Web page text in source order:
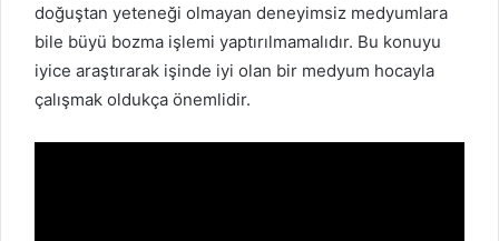
doğuştan yeteneği olmayan deneyimsiz medyumlara
bile büyü bozma işlemi yaptırılmamalıdır. Bu konuyu
iyice araştırarak işinde iyi olan bir medyum hocayla
çalışmak oldukça önemlidir.